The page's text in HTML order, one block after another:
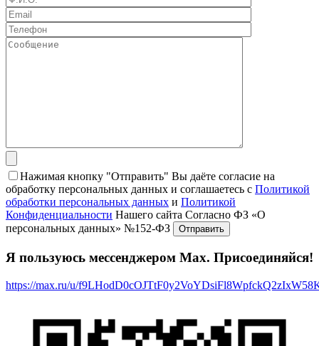
Нажимая кнопку "Отправить" Вы даёте согласие на
обработку персональных данных и соглашаетесь с Политикой
обработки персональных данных и Политикой
Конфиденциальности Нашего сайта Согласно ФЗ «О
персональных данных» №152-ФЗ
Я пользуюсь мессенджером Max. Присоединяйся!
https://max.ru/u/